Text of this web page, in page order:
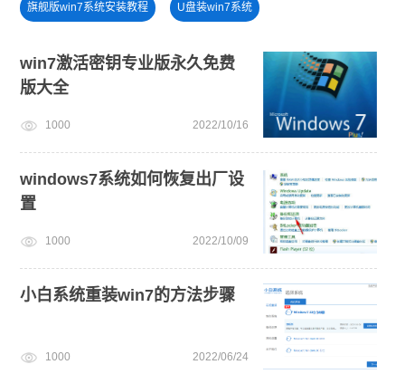
旗舰版win7系统安装教程 U盘装win7系统
windows11升级 win10系统重装
win11一键安装 戴尔一键重装系统教育版 win11正式版
win7激活密钥专业版永久免费
版大全
1000 2022/10/16
windows7系统如何恢复出厂设
置
1000 2022/10/09
小白系统重装win7的方法步骤
1000 2022/06/24